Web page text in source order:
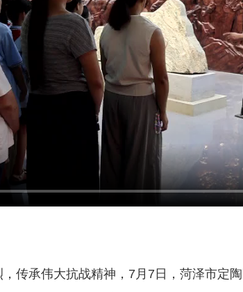
传承伟大抗战精神，7月7日，菏泽市定陶